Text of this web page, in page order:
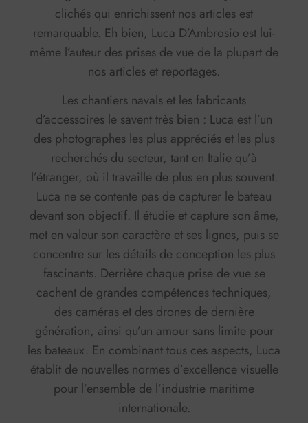
clichés qui enrichissent nos articles est
remarquable. Eh bien, Luca D’Ambrosio est lui-
même l’auteur des prises de vue de la plupart de
nos articles et reportages.
Les chantiers navals et les fabricants
d’accessoires le savent très bien : Luca est l’un
des photographes les plus appréciés et les plus
recherchés du secteur, tant en Italie qu’à
l’étranger, où il travaille de plus en plus souvent.
Luca ne se contente pas de capturer le bateau
devant son objectif. Il étudie et capture son âme,
met en valeur son caractère et ses lignes, puis se
concentre sur les détails de conception les plus
fascinants. Derrière chaque prise de vue se
cachent de grandes compétences techniques,
des caméras et des drones de dernière
génération, ainsi qu’un amour sans limite pour
les bateaux. En combinant tous ces aspects, Luca
établit de nouvelles normes d’excellence visuelle
pour l’ensemble de l’industrie maritime
internationale.